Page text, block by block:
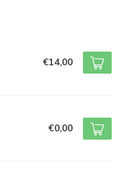
€14,00
€0,00